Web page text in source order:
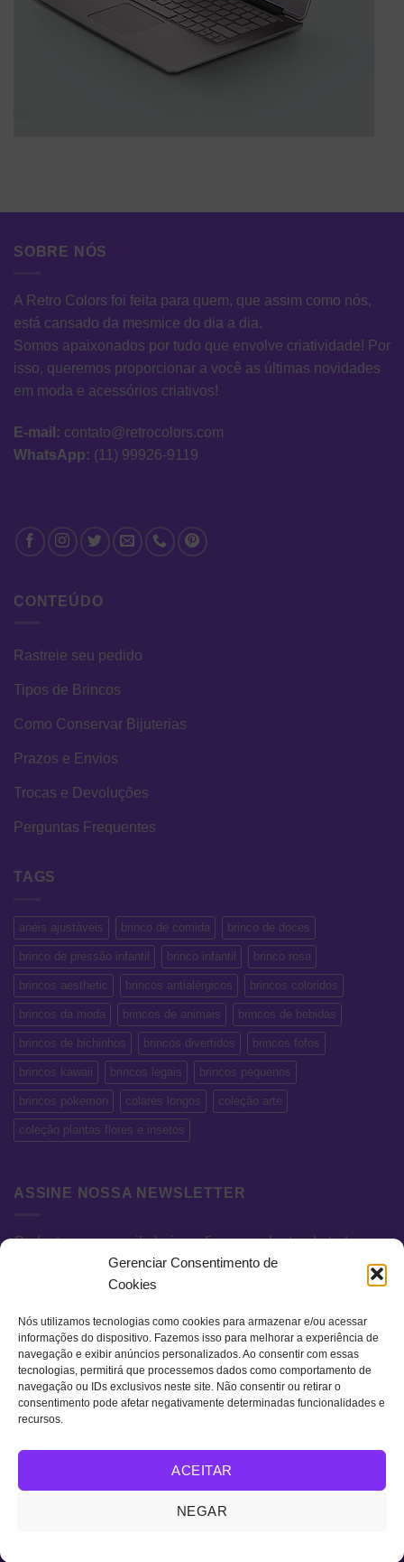
Gerenciar Consentimento de
Cookies
Nós utilizamos tecnologias como cookies para armazenar e/ou acessar
informações do dispositivo. Fazemos isso para melhorar a experiência de
navegação e exibir anúncios personalizados. Ao consentir com essas
tecnologias, permitirá que processemos dados como comportamento de
navegação ou IDs exclusivos neste site. Não consentir ou retirar o
consentimento pode afetar negativamente determinadas funcionalidades e
recursos.
ACEITAR
NEGAR
SOBRE NÓS
A Retro Colors foi feita para quem, que assim como nós,
está cansado da mesmice do dia a dia.
Somos apaixonados por tudo que envolve criatividade! Por
isso, queremos proporcionar a você as últimas novidades
em moda e acessórios criativos!
E-mail: contato@retrocolors.com
WhatsApp: (11) 99926-9119
CONTEÚDO
Rastreie seu pedido
Tipos de Brincos
Como Conservar Bijuterias
Prazos e Envios
Trocas e Devoluções
Perguntas Frequentes
TAGS
anéis ajustáveis brinco de comida brinco de doces
brinco de pressão infantil brinco infantil brinco rosa
brincos aesthetic brincos antialérgicos brincos coloridos
brincos da moda brincos de animais brincos de bebidas
brincos de bichinhos brincos divertidos brincos fofos
brincos kawaii brincos legais brincos pequenos
brincos pokemon colares longos coleção arte
coleção plantas flores e insetos
ASSINE NOSSA NEWSLETTER
Cadastre seu e-mail abaixo e fique por dentro de todas as
novidades e promoções exclusivas.
Visa MasterCard
FAQ
CONTATO